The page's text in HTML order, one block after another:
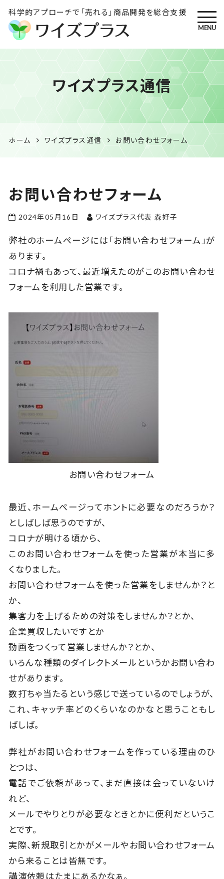
科学的アプローチで「売れる」商品開発を総合支援
ワイズプラス｜鹿児島の特産
品開発・HACCP衛生管理・食
品表示の専門コンサル
MENU
ワイズプラス通信
ホーム ワイズプラス通信 お問い合わせフォーム
お問い合わせフォーム
2024年05月16日 ワイズプラス代表 森好子
弊社のホームページには「お問い合わせフォーム」が
あります。
コロナ禍もあって、最近増えたのがこのお問い合わせ
フォームを利用した営業です。
お問い合わせフォーム
最近、ホームページってホントに必要なのだろうか？
としばしば思うのですが、
コロナが明ける頃から、
このお問い合わせフォームを使った営業が本当に多
くなりました。
お問い合わせフォームを使った営業をしませんか？と
か、
集客力を上げるための対策をしませんか？とか、
企業買収したいですとか
動画をつくって営業しませんか？とか、
いろんな種類のダイレクトメールというかお問い合わ
せがあります。
数打ちゃ当たるという感じで送っているのでしょうが、
これ、キャッチ率どのくらいなのかなと思うこともし
ばしば。
弊社がお問い合わせフォームを作っている理由のひ
とつは、
電話でご依頼があって、まだ直接は会っていないけ
れど、
メールでやりとりが必要なときとかに便利だというこ
とです。
実際、新規取引とかがメールやお問い合わせフォーム
から来ることは皆無です。
講演依頼はたまにあるかなぁ。